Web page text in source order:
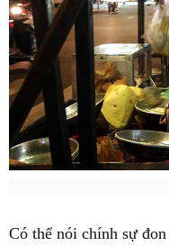
Có thể nói chính sự